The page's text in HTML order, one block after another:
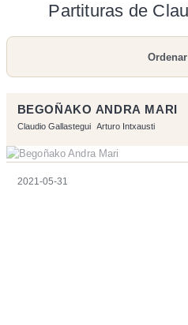
Partituras de
BEGOÑAKO ANDRA MARI
Claudio Gallastegui Arturo Intxausti
2021-05-31